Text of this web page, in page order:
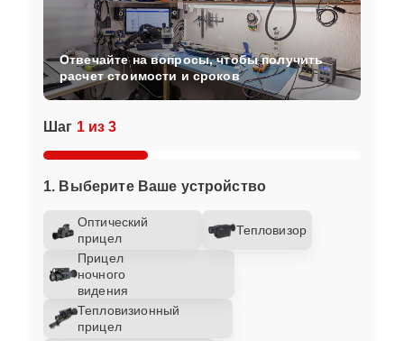
Шаг 1 из 3
1. Выберите Ваше устройство
Оптический
прицел
Тепловизор
Прицел
ночного
видения
Тепловизионный
прицел
Отвечайте на вопросы, чтобы получить
расчет стоимости и сроков